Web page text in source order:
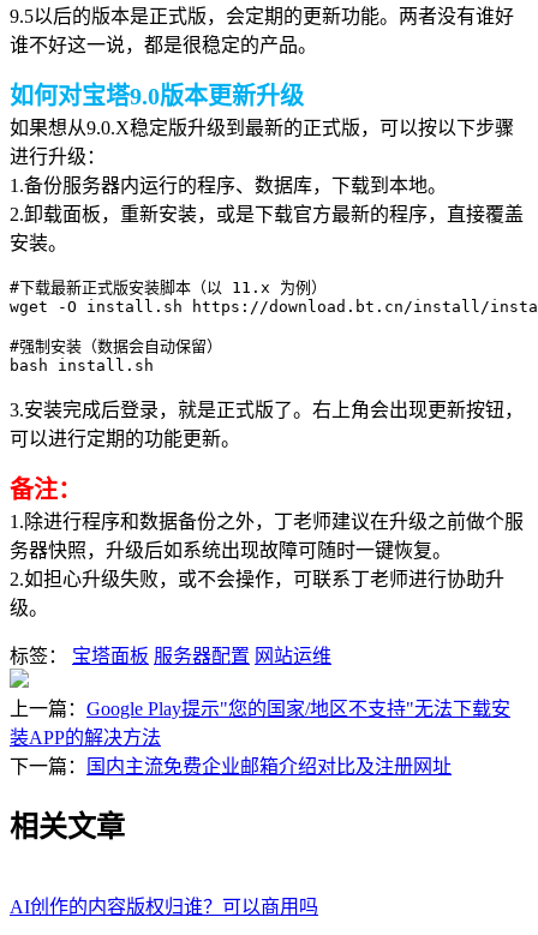
9.5以后的版本是正式版，会定期的更新功能。两者没有谁好
谁不好这一说，都是很稳定的产品。
如何对宝塔9.0版本更新升级
如果想从9.0.X稳定版升级到最新的正式版，可以按以下步骤
进行升级：
1.备份服务器内运行的程序、数据库，下载到本地。
2.卸载面板，重新安装，或是下载官方最新的程序，直接覆盖
安装。
#下载最新正式版安装脚本（以 11.x 为例）
wget -O install.sh https://download.bt.cn/install/
#强制安装（数据会自动保留）
bash install.sh
3.安装完成后登录，就是正式版了。右上角会出现更新按钮，
可以进行定期的功能更新。
备注：
1.除进行程序和数据备份之外，丁老师建议在升级之前做个服
务器快照，升级后如系统出现故障可随时一键恢复。
2.如担心升级失败，或不会操作，可联系丁老师进行协助升
级。
标签： 宝塔面板 服务器配置 网站运维
上一篇： Google Play提示"您的国家/地区不支持"无法下载安
装APP的解决方法
下一篇：
国内主流免费企业邮箱介绍对比及注册网址
相关文章
AI创作的内容版权归谁？可以商用吗